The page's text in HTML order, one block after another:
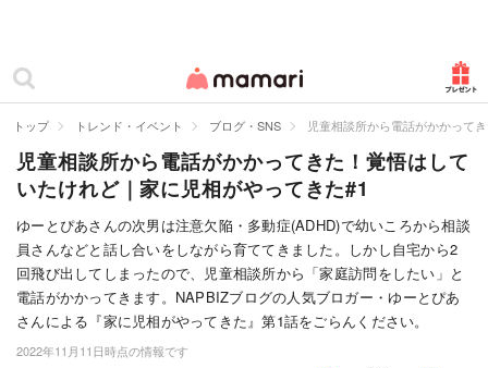
ママリ
カテゴリー一覧
妊娠
出産
赤ちゃん・育児
子育て・家族
病院
トップ トレンド・イベント ブログ・SNS 児童相談所から電話がかかって
児童相談所から電話がかかってきた！覚悟はして
いたけれど｜家に児相がやってきた#1
ゆーとぴあさんの次男は注意欠陥・多動症(ADHD)で幼いころから相談
員さんなどと話し合いをしながら育ててきました。しかし自宅から2
回飛び出してしまったので、児童相談所から「家庭訪問をしたい」と
電話がかかってきます。NAPBIZブログの人気ブロガー・ゆーとぴあ
さんによる『家に児相がやってきた』第1話をごらんください。
2022年11月11日時点の情報です